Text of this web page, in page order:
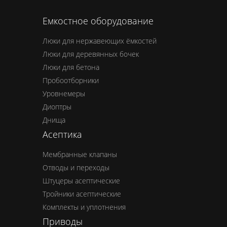
Емкостное оборудование
Люки для нержавеющих ёмкостей
Люки для деревянных бочек
Люки для бетона
Пробоотборники
Уровнемеры
Диоптры
Днища
Асептика
Мембранные клапаны
Отводы и переходы
Штуцеры асептические
Тройники асептические
Комплекты и уплотнения
Приводы